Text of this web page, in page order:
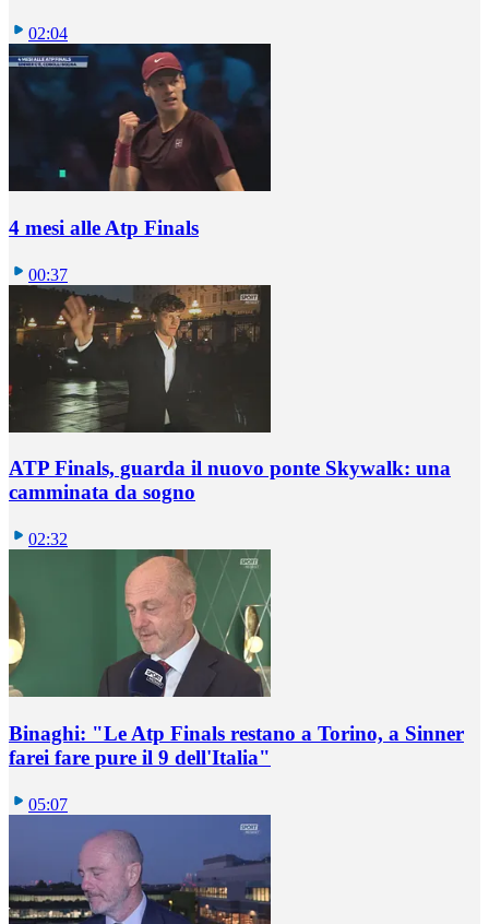
02:04
4 mesi alle Atp Finals
00:37
ATP Finals, guarda il nuovo ponte Skywalk: una
camminata da sogno
02:32
Binaghi: "Le Atp Finals restano a Torino, a Sinner
farei fare pure il 9 dell'Italia"
05:07